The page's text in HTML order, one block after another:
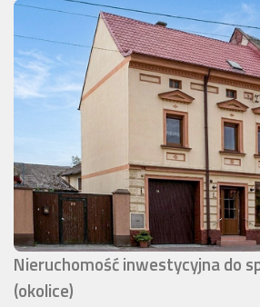
Nieruchomość inwestycyjna do
(okolice)